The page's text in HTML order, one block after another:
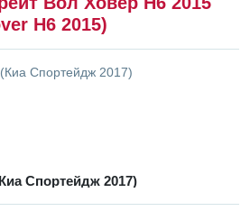
H6 2015)
Спортейдж 2017)